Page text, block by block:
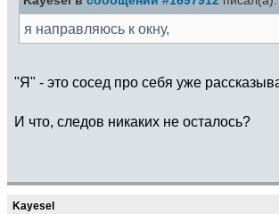
я направляюсь к окну,
"Я" - это сосед про себя уже
И что, следов никаких не осталось?
Kayesel